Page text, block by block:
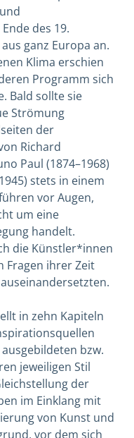
des 19.
ganz Europa an.
Klima erschien
Programm sich
Bald sollte sie
Strömung
der
Richard
Paul (1874–1968)
stets in einem
vor Augen,
um eine
handelt.
die Künstler*innen
Fragen ihrer Zeit
in zehn Kapiteln
bzw.
jeweiligen Stil
der
im Einklang mit
von Kunst und
vor dem sich